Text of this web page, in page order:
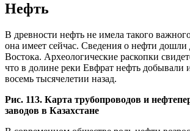
Нефть
В древности нефть не имела такого
она имеет сейчас. Сведения о нефти
Востока. Археологические раскопки
что в долине реки Евфрат нефть добывали
восемь тысячелетии назад.
Рис. 113. Карта трубопроводов и
заводов в Казахстане